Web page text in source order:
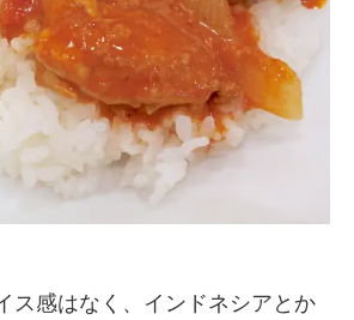
ス感はなく、インドネシアとか